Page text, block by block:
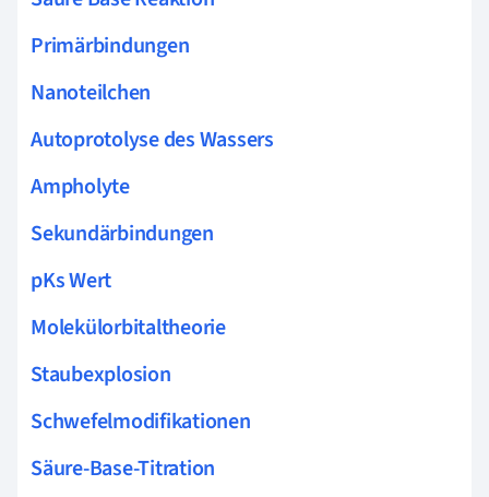
Primärbindungen
Nanoteilchen
Autoprotolyse des Wassers
Ampholyte
Sekundärbindungen
pKs Wert
Molekülorbitaltheorie
Staubexplosion
Schwefelmodifikationen
Säure-Base-Titration